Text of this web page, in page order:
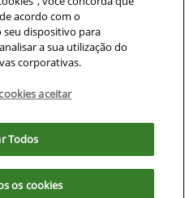
outro
® Direitos Reservados.
com a navegação e visita você
acordo com o
dispositivo para
a sua utilização do
corporativas.
aceitar
Todos
os cookies